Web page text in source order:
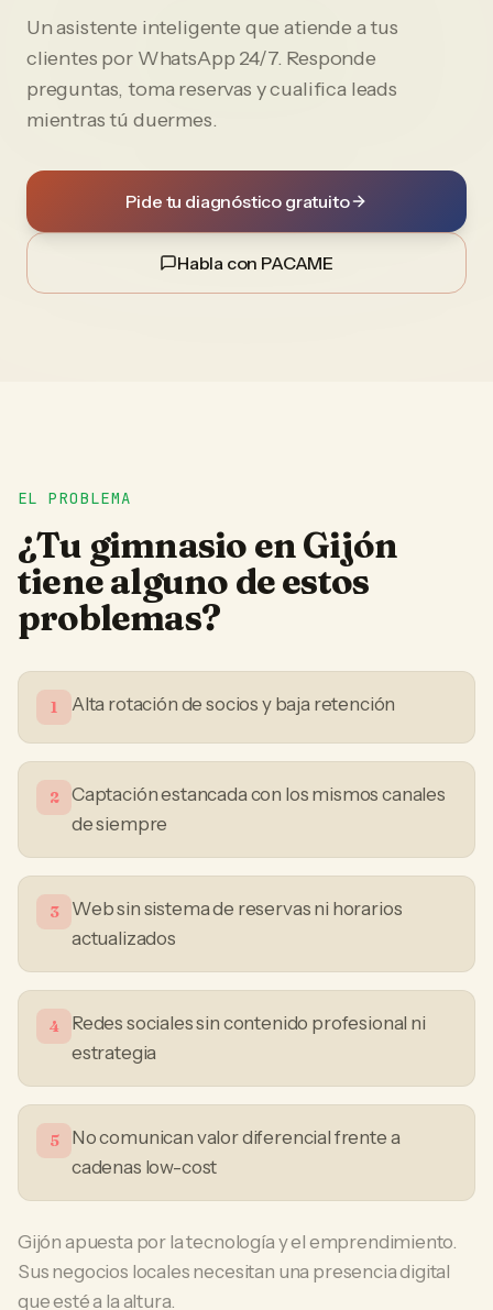
Un asistente inteligente que atiende a tus
clientes por WhatsApp 24/7. Responde
preguntas, toma reservas y cualifica leads
mientras tú duermes.
Pide tu diagnóstico gratuito
Habla con PACAME
EL PROBLEMA
¿Tu gimnasio enGijón
tiene alguno de estos
problemas?
1 Alta rotación de socios y baja retención
2
Captación estancada con los mismos canales
de siempre
3
Web sin sistema de reservas ni horarios
actualizados
4
Redes sociales sin contenido profesional ni
estrategia
5
No comunican valor diferencial frente a
cadenas low-cost
Gijón apuesta por la tecnología y el emprendimiento.
Sus negocios locales necesitan una presencia digital
que esté a la altura.